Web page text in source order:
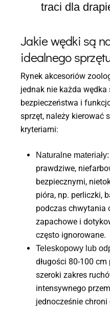
traci dla
Jakie wędki są
idealnego
Rynek akcesoriów
jednak nie każda wędka
bezpieczeństwa i
sprzęt, należy kierować
kryteriami:
Naturalne materiały:
prawdziwe,
bezpiecznymi,
pióra, np. perliczki,
podczas chwytania
zapachowe i
często ignorowane.
Teleskopowy lub
długości 80-100
szeroki zakres
intensywnego
jednocześnie chroni